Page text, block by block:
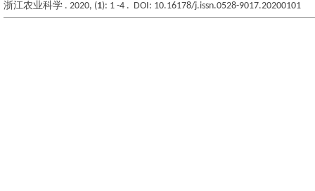
浙江农业科学 . 2020, (1): 1 -4 . DOI: 10.16178/j.issn.0528-9017.20200101